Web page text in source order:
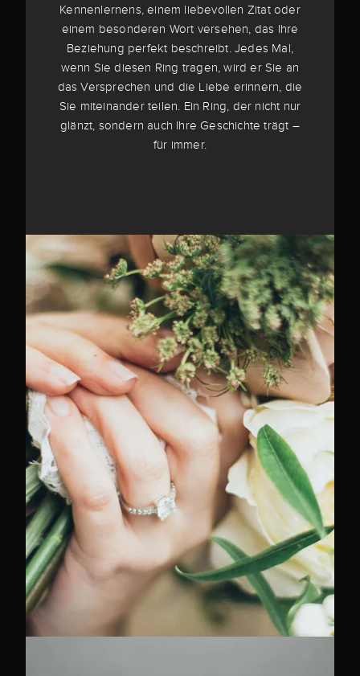
Kennenlernens, einem liebevollen Zitat oder
einem besonderen Wort versehen, das Ihre
Beziehung perfekt beschreibt. Jedes Mal,
wenn Sie diesen Ring tragen, wird er Sie an
das Versprechen und die Liebe erinnern, die
Sie miteinander teilen. Ein Ring, der nicht nur
glänzt, sondern auch Ihre Geschichte trägt –
für immer.